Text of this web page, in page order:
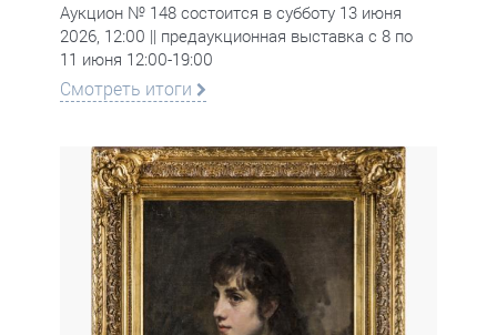
Аукцион № 148 состоится в субботу 13 июня
2026, 12:00 || предаукционная выставка с 8 по
11 июня 12:00-19:00
Смотреть итоги